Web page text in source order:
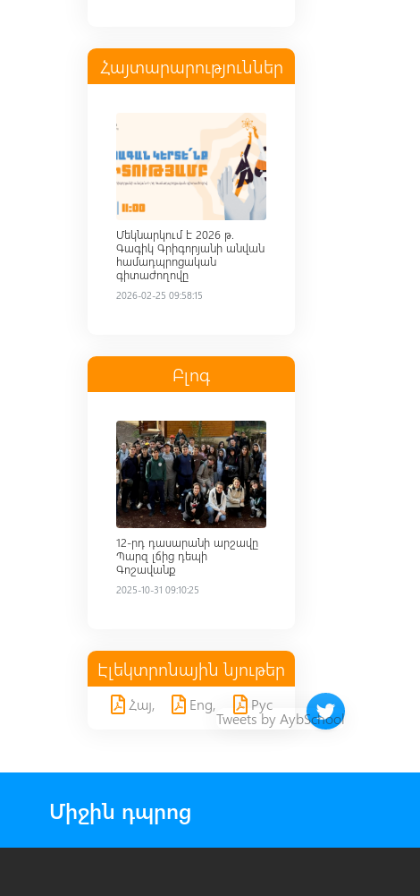
Հայտարարություններ
Read more
Մեկնարկում է 2026 թ.
Գագիկ Գրիգորյանի անվան
համադպրոցական
գիտաժողովը
2026-02-25 09:58:15
Բլոգ
Read more
12-րդ դասարանի արշավը
Պարզ լճից դեպի
Գոշավանք
2025-10-31 09:10:25
Էլեկտրոնային նյութեր
Հայ, Eng, Рус Twitter timeline
Tweets by AybSchool
Միջին դպրոց